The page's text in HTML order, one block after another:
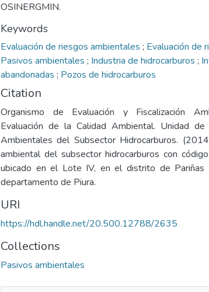
OSINERGMIN.
Keywords
Evaluación de riesgos ambientales ; Evaluación de
Pasivos ambientales ; Industria de hidrocarburos ;
abandonadas ; Pozos de hidrocarburos
Citation
Organismo de Evaluación y Fiscalización
Evaluación de la Calidad Ambiental. Unidad
Ambientales del Subsector Hidrocarburos.
ambiental del subsector hidrocarburos con
ubicado en el Lote IV, en el distrito de Pariñas
departamento de Piura.
URI
https://hdl.handle.net/20.500.12788/2635
Collections
Pasivos ambientales